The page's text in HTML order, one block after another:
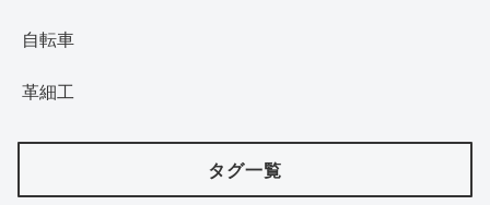
自転車
革細工
タグ一覧